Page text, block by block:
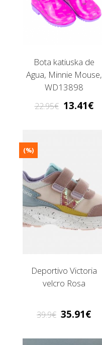
Bota katiuska de
Agua, Minnie Mouse,
WD13898
22.95 13.41
Deportivo Victoria
velcro Rosa
(%)
39.9 35.91